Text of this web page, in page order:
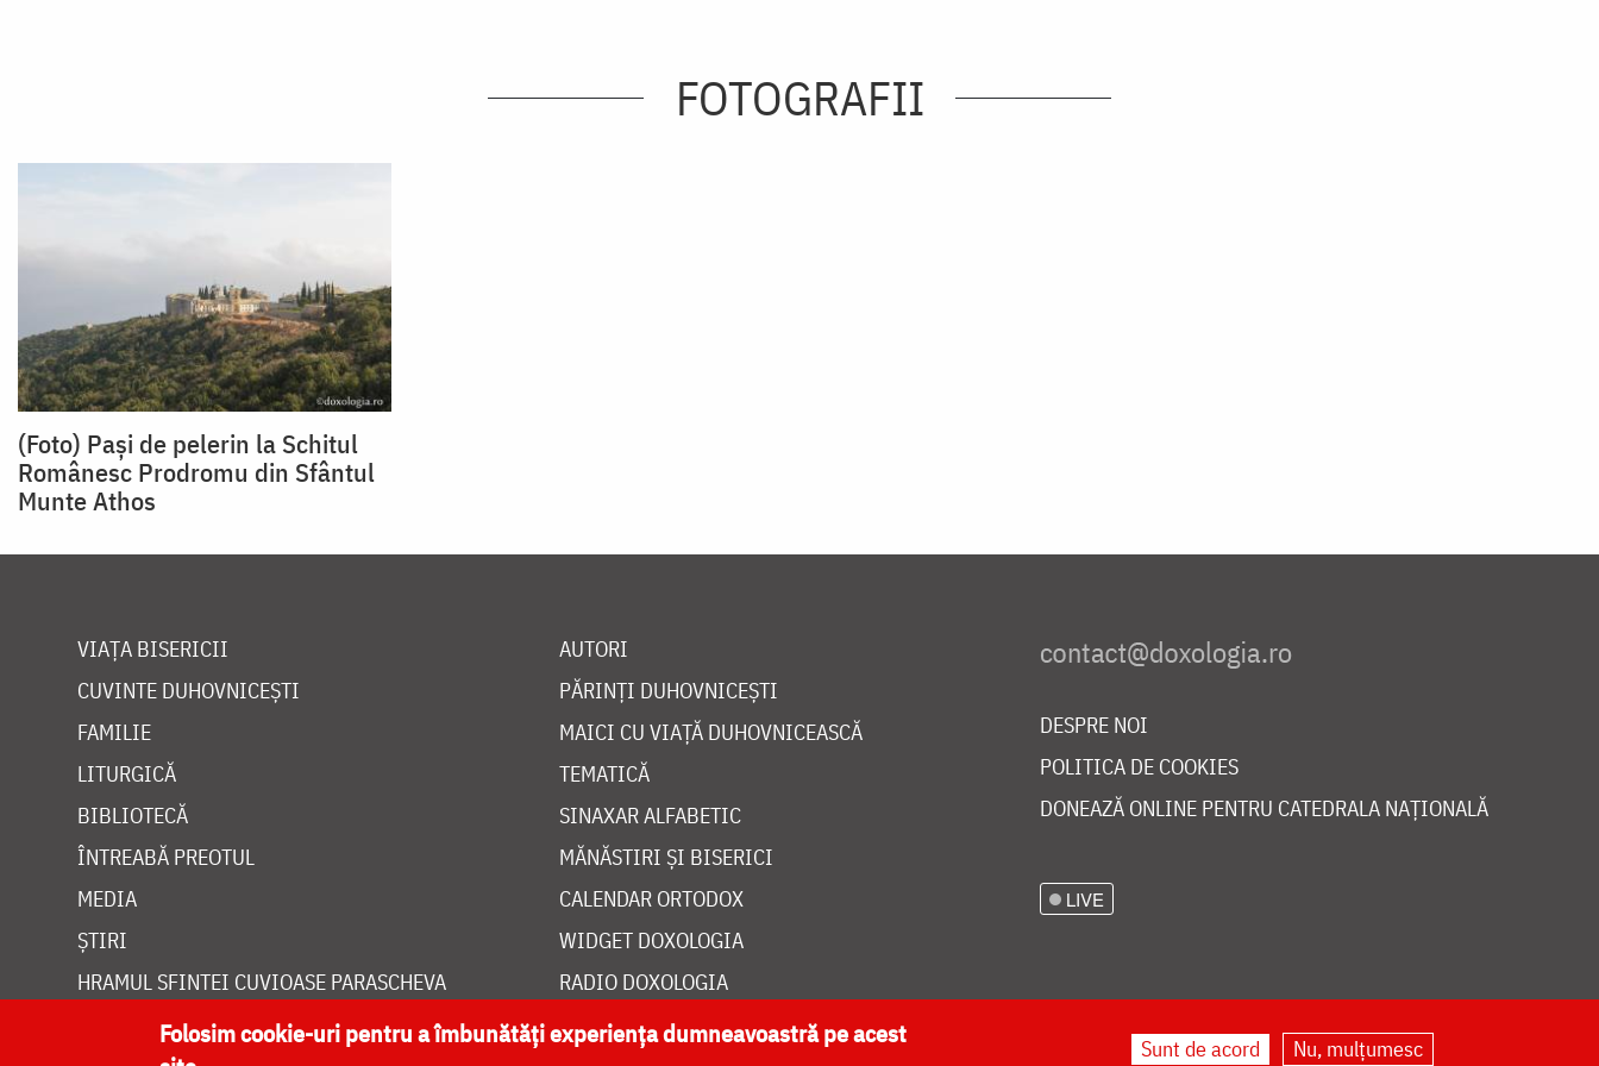
FOTOGRAFII
(Foto) Pași de pelerin la Schitul
Românesc Prodromu din Sfântul
Munte Athos
VIAȚA BISERICII
CUVINTE DUHOVNICEȘTI
FAMILIE
LITURGICĂ
BIBLIOTECĂ
ÎNTREABĂ PREOTUL
MEDIA
ȘTIRI
HRAMUL SFINTEI CUVIOASE PARASCHEVA
AUTORI
PĂRINȚI DUHOVNICEȘTI
MAICI CU VIAȚĂ DUHOVNICEASCĂ
TEMATICĂ
SINAXAR ALFABETIC
MĂNĂSTIRI ȘI BISERICI
CALENDAR ORTODOX
WIDGET DOXOLOGIA
RADIO DOXOLOGIA
DESPRE NOI
POLITICA DE COOKIES
DONEAZĂ ONLINE PENTRU CATEDRALA NAȚIONALĂ
LIVE
Folosim cookie-uri pentru a îmbunătăți experiența dumneavoastră pe acest
Sunt de acord Nu, mulțumesc